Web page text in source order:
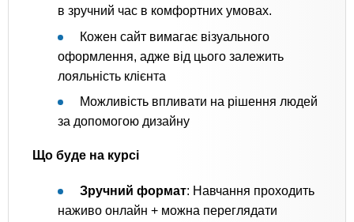
в зручний час в комфортних умовах.
Кожен сайт вимагає візуального
оформлення, адже від цього залежить
лояльність клієнта
Можливість впливати на рішення людей
за допомогою дизайну
Що буде на курсі
Зручний формат: Навчання проходить
наживо онлайн + можна переглядати